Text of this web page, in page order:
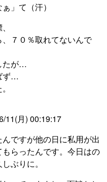
」て（汗）
７０％取れてないんで
たが…
ず…
11(月) 00:19:17
ですが他の日に私用が出
らったんです。今日はの
ぶりに。